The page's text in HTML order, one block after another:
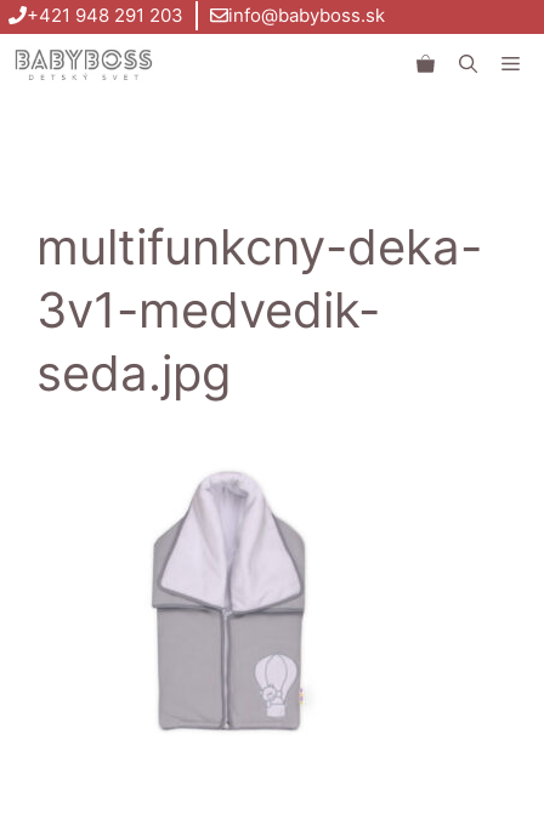
Preskočiť
na
obsah
+421 948 291 203 info@babyboss.sk
multifunkcny-deka-
3v1-medvedik-
seda.jpg